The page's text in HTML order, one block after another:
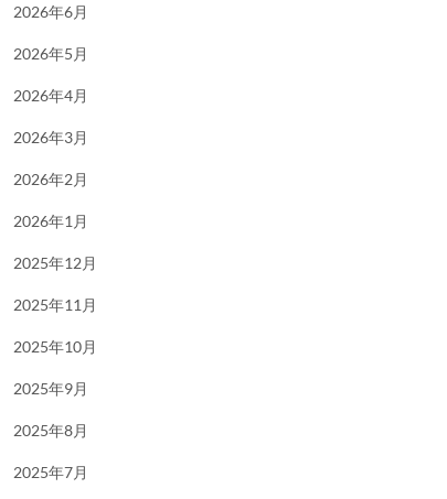
2026年6月
2026年5月
2026年4月
2026年3月
2026年2月
2026年1月
2025年12月
2025年11月
2025年10月
2025年9月
2025年8月
2025年7月